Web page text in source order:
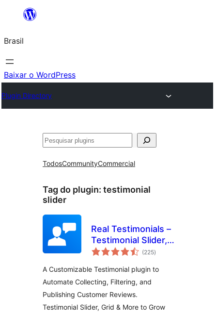
o
conteúdo
Brasil
Baixar o WordPress
Plugin Directory
Pesquisar
TodosCommunityCommercial
Tag do plugin: testimonial
slider
Real Testimonials –
Testimonial Slider,
Collect Customer
Testimonials
(225total
de
)
A Customizable Testimonial plugin to
Automate Collecting, Filtering, and
Publishing Customer Reviews.
Testimonial Slider, Grid & More to Grow